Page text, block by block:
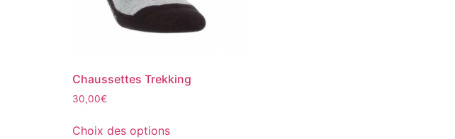
Chaussettes Trekking
30,00€
Choix des options